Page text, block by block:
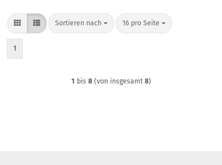
Sortieren nach
Sortieren nach 16 pro Seite
pro Seite
1
1 bis 8(von insgesamt 8)